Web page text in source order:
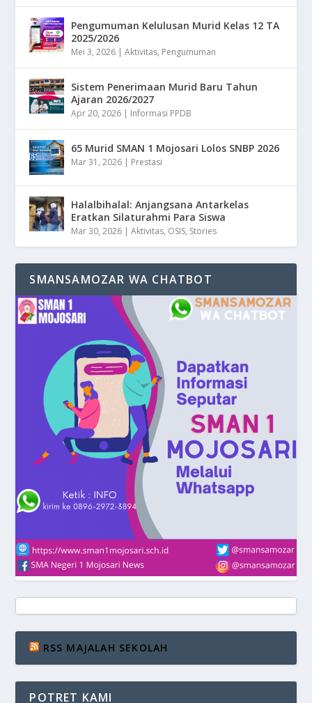
Pengumuman Kelulusan Murid Kelas 12 TA
2025/2026
Mei 3, 2026 |Aktivitas, Pengumuman
Sistem Penerimaan Murid Baru Tahun
Ajaran 2026/2027
Apr 20, 2026 | Informasi PPDB
65 Murid SMAN 1 Mojosari Lolos SNBP 2026
Mar 31, 2026 | Prestasi
Halalbihalal: Anjangsana Antarkelas
Eratkan Silaturahmi Para Siswa
Mar 30, 2026 |Aktivitas, OSIS, Stories
SMANSAMOZAR WA CHATBOT
RSS MAJALAH SEKOLAH
POTRET KAMI